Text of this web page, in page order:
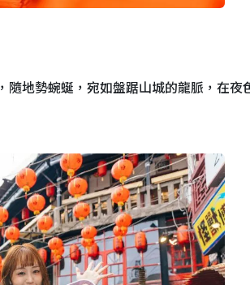
，隨地勢蜿蜒，宛如盤踞山城的龍脈，在